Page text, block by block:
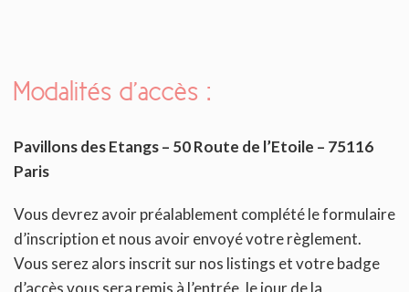
Modalités d’accès :
Pavillons des Etangs – 50 Route de l’Etoile – 75116
Paris
Vous devrez avoir préalablement complété le formulaire
d’inscription et nous avoir envoyé votre règlement.
Vous serez alors inscrit sur nos listings et votre badge